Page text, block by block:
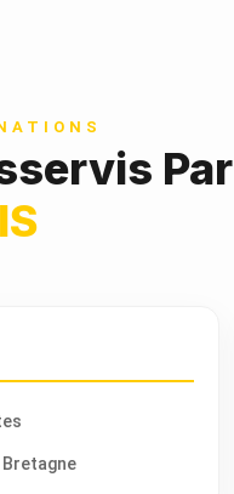
Par